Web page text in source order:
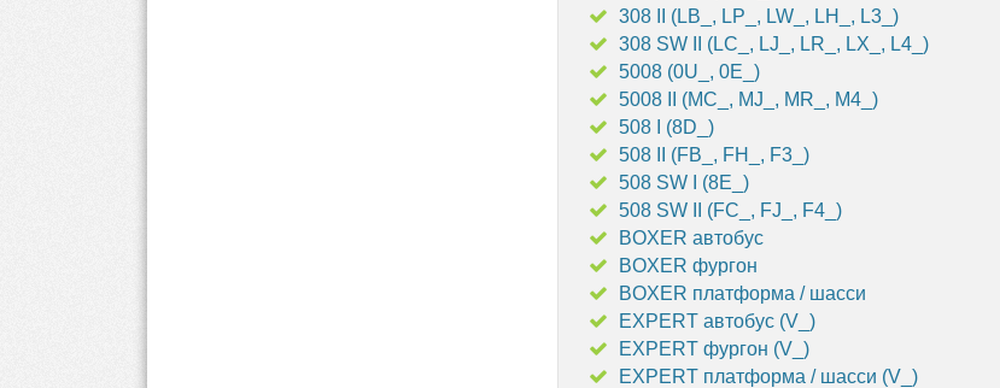
308 II (LB_, LP_, LW_, LH_, L3_)
308 SW II (LC_, LJ_, LR_, LX_, L4_)
5008 (0U_, 0E_)
5008 II (MC_, MJ_, MR_, M4_)
508 I (8D_)
508 II (FB_, FH_, F3_)
508 SW I (8E_)
508 SW II (FC_, FJ_, F4_)
BOXER автобус
BOXER фургон
BOXER платформа / шасси
EXPERT автобус (V_)
EXPERT фургон (V_)
EXPERT платформа / шасси (V_)